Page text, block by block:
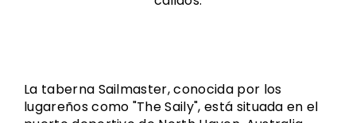
La taberna Sailmaster, conocida por los
lugareños como "The Saily", está situada en el